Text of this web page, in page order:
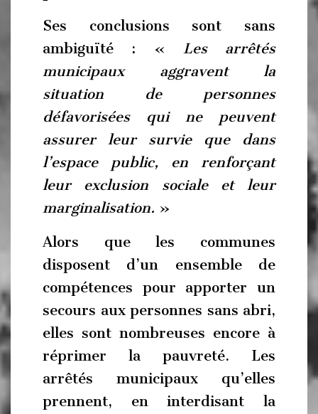
Ses conclusions sont sans
ambiguïté : « Les arrêtés
municipaux aggravent la
situation de personnes
défavorisées qui ne peuvent
assurer leur survie que dans
l’espace public, en renforçant
leur exclusion sociale et leur
marginalisation. »
Alors que les communes
disposent d’un ensemble de
compétences pour apporter un
secours aux personnes sans abri,
elles sont nombreuses encore à
réprimer la pauvreté. Les
arrêtés municipaux qu’elles
prennent, en interdisant la